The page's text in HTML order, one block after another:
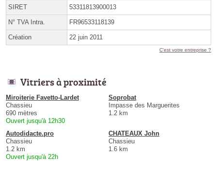
SIRET 53311813900013
N° TVA Intra. FR96533118139
Création 22 juin 2011
C'est votre entreprise ?
Vitriers à proximité
Miroiterie Favetto-Lardet
Chassieu
690 mètres
Ouvert jusqu'à 12h30
Soprobat
Impasse des Marguerites
1.2 km
Autodidacte.pro
Chassieu
1.2 km
Ouvert jusqu'à 22h
CHATEAUX John
Chassieu
1.6 km